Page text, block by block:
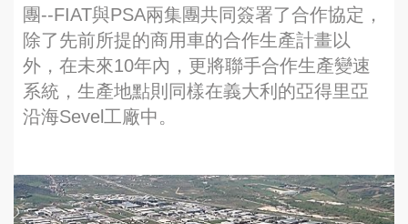
團--FIAT與PSA兩集團共同簽署了合作協定，
除了先前所提的商用車的合作生產計畫以
外，在未來10年內，更將聯手合作生產變速
系統，生產地點則同樣在義大利的亞得里亞
沿海Sevel工廠中。